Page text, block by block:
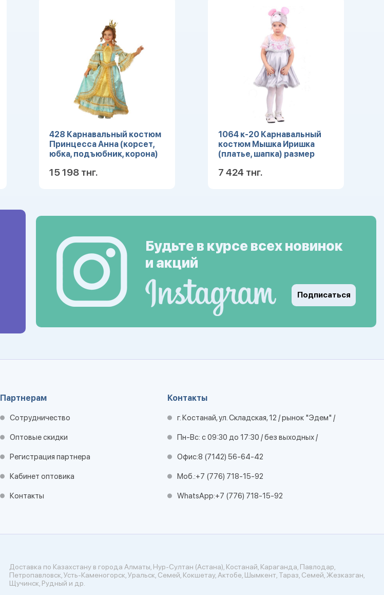
428 Карнавальный костюм
Принцесса Анна (корсет,
юбка, подъюбник, корона)
15 198 тнг.
1064 к-20 Карнавальный
костюм Мышка Иришка
(платье, шапка) размер
7 424 тнг.
Будьте в курсе всех новинок
и акций
Подписаться
Партнерам
Сотрудничество
Оптовые скидки
Регистрация партнера
Кабинет оптовика
Контакты
Контакты
г. Костанай, ул. Складская, 12 / рынок "Эдем" /
Пн-Вс: с 09:30 до 17:30 / без выходных /
Офис:8 (7142) 56-64-42
Моб.:+7 (776) 718-15-92
WhatsApp:+7 (776) 718-15-92
Доставка по Казахстану в города Алматы, Нур-Султан (Астана), Костанай, Караганда, Павлодар,
Петропавловск, Усть-Каменогорск, Уральск, Семей, Кокшетау, Актобе, Шымкент, Тараз, Семей, Жезказган,
Щучинск, Рудный и др.